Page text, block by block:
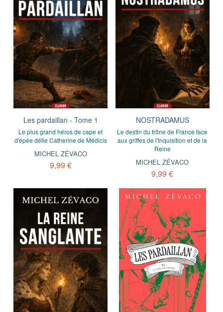
Les pardaillan - Tome 1
Le plus grand héros de cape et
d'épée défie Catherine de Médicis
MICHEL ZÉVACO
9,99 €
NOSTRADAMUS
Le destin du trône de France face
aux griffes de l'Inquisition et de la
Reine
MICHEL ZÉVACO
9,99 €